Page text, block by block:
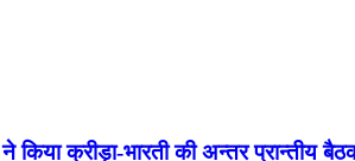
किया क्रीड़ा-भारती की अन्तर प्रान्तीय